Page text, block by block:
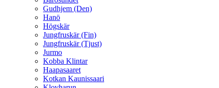
Gudhjem (Den)
Hanö
Högskär
Jungfruskär (Fin)
Jungfruskär (Tjust)
Jurmo
Kobba Klintar
Haapasaaret
Kotkan Kaunissaari